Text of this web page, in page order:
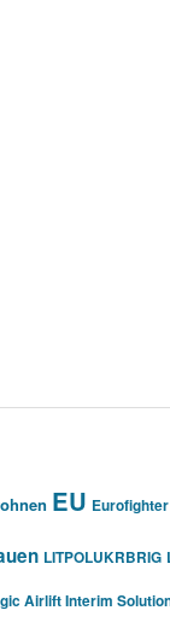
EU Eurofighter
LITPOLUKRBRIG
Airlift Interim